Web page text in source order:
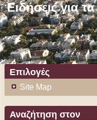
Ειδήσεις για
Επιλογές
Site Map
Αναζήτηση στον